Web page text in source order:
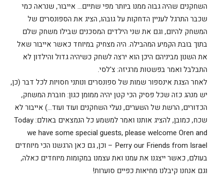
השחקנים שהיה גבוה ממנו ביותר מפי שתיים… אייבור, שנראה כמי
שכבר התרגל לעניין הדחקות על גובהו, הציג את הספונסרים של
המשחק להיום, וגם את שני הילדים המסכנים שבילו משחק שלם
בתוך בובת הקמיע המהבילה. היה מצחיק במיוחד כאשר אייבור שאל
את השנון מביניהם היכן הוא ירצה לשחק כשיהיה גדול והילדון לא
התבלבל ואמר בפשטות מרגיזה: צ'לסי.
לאחר הצגת אינספור שמות של ספונסרים ונותני חסויות לכל דבר (כן,
יש מנהג כזה שכל פסיק הכי קטן יהיה ממומן כגון: חוברת המשחק,
הכדורים, הרשת של השערים, נעלי השחקנים ועוד ועוד…) אייבור לא
שכח, כמובן, להציג אותנו ואמר למשמע כל הנמצאים באולם:Today
we have some special guests, please welcome Oren and
Perryour Friends from Israel
– וכן, גם כאן הרגשנו הכי מיוחדים
בעולם, כאשר ייצגנו את עמנו ואת עצמנו במקומות מיוחדים כאלה,
וגם אנחנו קיבלנו מחיאות כפיים סוערות!